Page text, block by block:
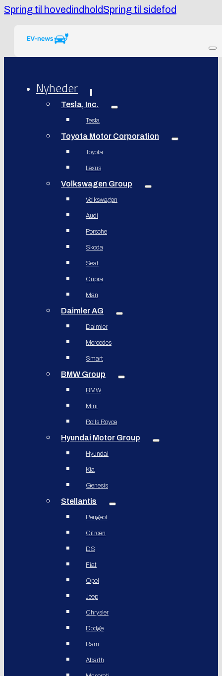
Spring til hovedindholdSpring til sidefod
Nyheder
Tesla, Inc.
Tesla
Toyota Motor Corporation
Toyota
Lexus
Volkswagen Group
Volkswagen
Audi
Porsche
Skoda
Seat
Cupra
Man
Daimler AG
Daimler
Mercedes
Smart
BMW Group
BMW
Mini
Rolls Royce
Hyundai Motor Group
Hyundai
Kia
Genesis
Stellantis
Peugeot
Citroen
DS
Fiat
Opel
Jeep
Chrysler
Dodge
Ram
Abarth